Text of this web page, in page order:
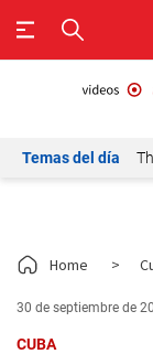
Temas del día
Home >
30 de septiembre de
CUBA